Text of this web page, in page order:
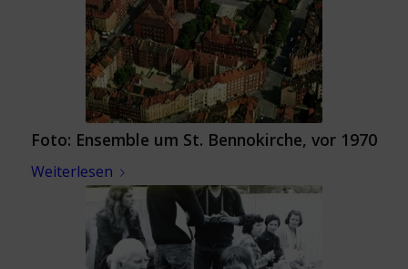
Foto: Ensemble um St. Bennokirche, vor 1970
Weiterlesen